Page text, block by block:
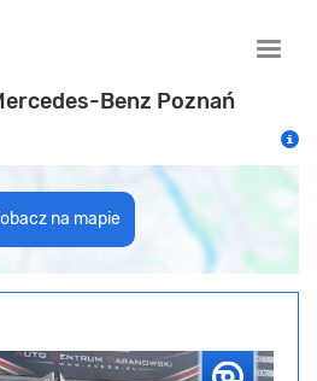
Toggle
Benz Poznań
na mapie